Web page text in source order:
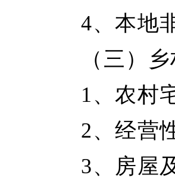
4、本地
（三）
1、农村
2、经营
3、房屋